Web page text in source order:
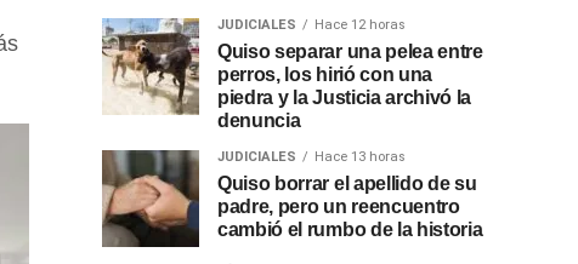
JUDICIALES Hace 12 horas
Quiso separar una pelea entre
perros, los hirió con una
piedra y la Justicia archivó la
denuncia
JUDICIALES Hace 13 horas
Quiso borrar el apellido de su
padre, pero un reencuentro
cambió el rumbo de la historia